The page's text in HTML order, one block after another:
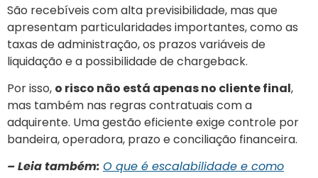
São recebíveis com alta previsibilidade, mas que
apresentam particularidades importantes, como as
taxas de administração, os prazos variáveis de
liquidação e a possibilidade de chargeback.
Por isso, o risco não está apenas no cliente final,
mas também nas regras contratuais com a
adquirente. Uma gestão eficiente exige controle por
bandeira, operadora, prazo e conciliação financeira.
– Leia também: O que é escalabilidade e como